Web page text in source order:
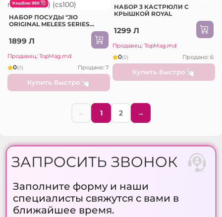
КэшБэк: 950
НАБОР ПОСУДЫ "JIO
ORIGINAL MELEES SERIES
(Cs100)
1899 Л
Продавец: TopMag.md
0(0) Продано: 7
Купить быстро
НАБОР 3 КАСТРЮЛИ С
КРЫШКОЙ ROYAL
1299 Л
Продавец: TopMag.md
0(0) Продано: 6
Купить быстро
← 1 2 →
ЗАПРОСИТЬ ЗВОНОК
Заполните форму и наши
специалисты свяжутся с вами в
ближайшее время.